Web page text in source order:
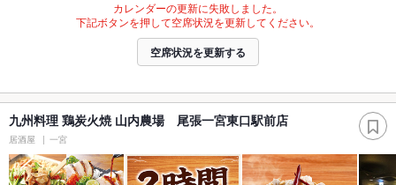
カレンダーの更新に失敗しました。
下記ボタンを押して空席状況を更新してください。
空席状況を更新する
九州料理 鶏炭火焼 山内農場 尾張一宮東口駅前店
居酒屋 一宮